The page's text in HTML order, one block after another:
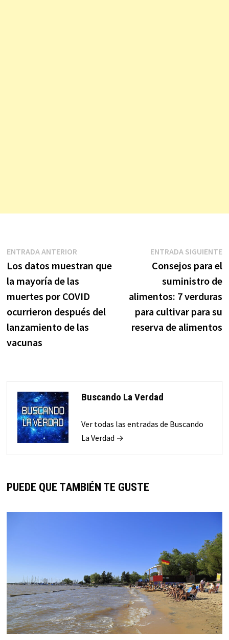
Navegación
de
entradas
ENTRADA ANTERIOREntrada
anterior:
Los datos muestran que
la mayoría de las
muertes por COVID
ocurrieron después del
lanzamiento de las
vacunas
ENTRADA SIGUIENTE
Consejos para el
suministro de
alimentos: 7 verduras
para cultivar para su
reserva de alimentos
Buscando La Verdad
Ver todas las entradas de Buscando
La Verdad →
PUEDE QUE TAMBIÉN TE GUSTE